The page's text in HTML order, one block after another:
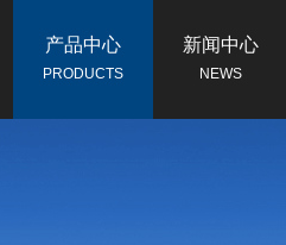
产品中心
PRODUCTS
新闻中心
NEWS